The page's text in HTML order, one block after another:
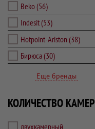
Beko(56)
Indesit(53)
Hotpoint-Ariston (38)
Бирюса(30)
Еще бренды
КОЛИЧЕСТВО КАМЕР
двухкамерный